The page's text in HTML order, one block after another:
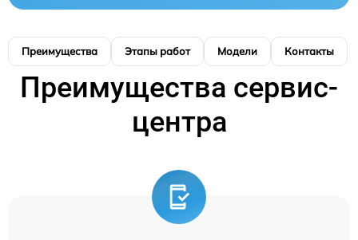
Преимущества Этапы работ Модели Контакты
Преимущества сервис-
центра